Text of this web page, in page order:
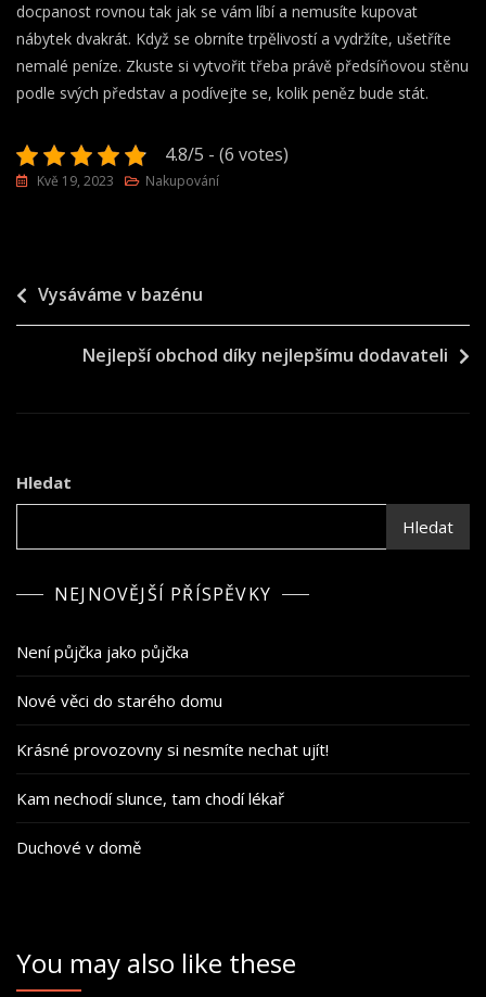
docpanost rovnou tak jak se vám líbí a nemusíte kupovat
nábytek dvakrát. Když se obrníte trpělivostí a vydržíte, ušetříte
nemalé peníze. Zkuste si vytvořit třeba právě předsíňovou stěnu
podle svých představ a podívejte se, kolik peněz bude stát.
4.8/5 - (6 votes)
Kvě 19, 2023 Nakupování
Navigace
pro
příspěvek
Vysáváme v bazénu
Nejlepší obchod díky nejlepšímu dodavateli
Hledat
Hledat
NEJNOVĚJŠÍ PŘÍSPĚVKY
Není půjčka jako půjčka
Nové věci do starého domu
Krásné provozovny si nesmíte nechat ujít!
Kam nechodí slunce, tam chodí lékař
Duchové v domě
You may also like these